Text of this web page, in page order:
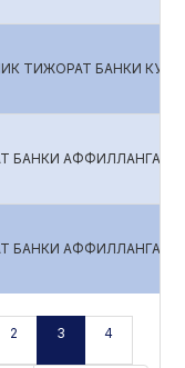
ТИЖОРАТ БАНКИ
БАНКИ АФФИЛЛАНГАН
БАНКИ АФФИЛЛАНГАН
2 3 4